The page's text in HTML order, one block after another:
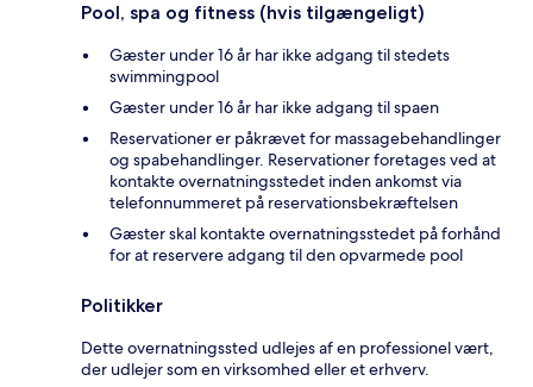
Pool, spa og fitness (hvis tilgængeligt)
Gæster under 16 år har ikke adgang til stedets
swimmingpool
Gæster under 16 år har ikke adgang til spaen
Reservationer er påkrævet for massagebehandlinger
og spabehandlinger. Reservationer foretages ved at
kontakte overnatningsstedet inden ankomst via
telefonnummeret på reservationsbekræftelsen
Gæster skal kontakte overnatningsstedet på forhånd
for at reservere adgang til den opvarmede pool
Politikker
Dette overnatningssted udlejes af en professionel vært,
der udlejer som en virksomhed eller et erhverv.